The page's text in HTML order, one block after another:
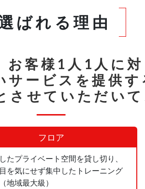
ばれる理由
お客様1人1人に対
サービスを提供す
させていただい
フロア
たプライベート空間を貸し切り、
を気にせず集中したトレーニング
地域最大級）